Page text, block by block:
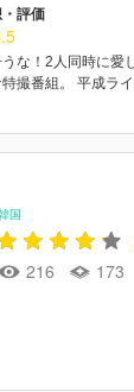
評価
うな！2人同時に
撮番組。 平成ラ
国
216 173